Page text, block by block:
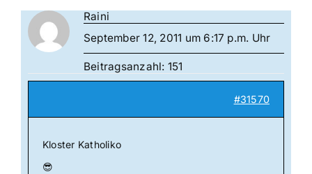
Raini
September 12, 2011 um 6:17 p.m. Uhr
Beitragsanzahl: 151
#31570
Kloster Katholiko
😎